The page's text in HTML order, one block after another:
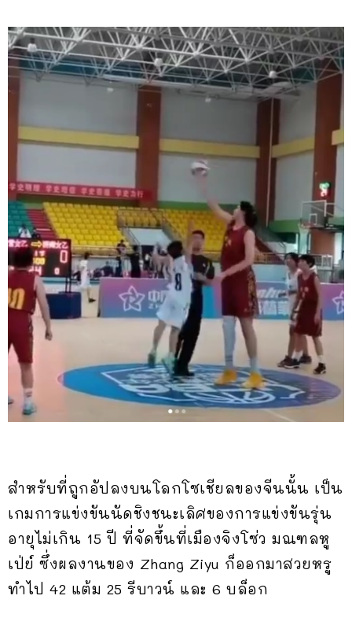
สำหรับที่ถูกอัปลงบนโลกโซเชียลของจีนนั้น เป็น
เกมการแข่งขันนัดชิงชนะเลิศของการแข่งขันรุ่น
อายุไม่เกิน 15 ปี ที่จัดขึ้นที่เมืองจิงโซ่ว มณฑลหู
เป่ย์ ซึ่งผลงานของ Zhang Ziyu ก็ออกมาสวยหรู
ทำไป 42 แต้ม 25 รีบาวน์ และ 6 บล็อก